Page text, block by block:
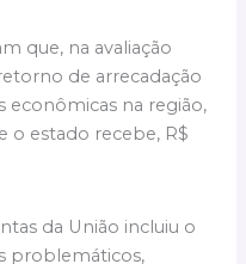
que, na avaliação
de arrecadação
econômicas na região,
o estado recebe, R$
da União incluiu o
problemáticos,